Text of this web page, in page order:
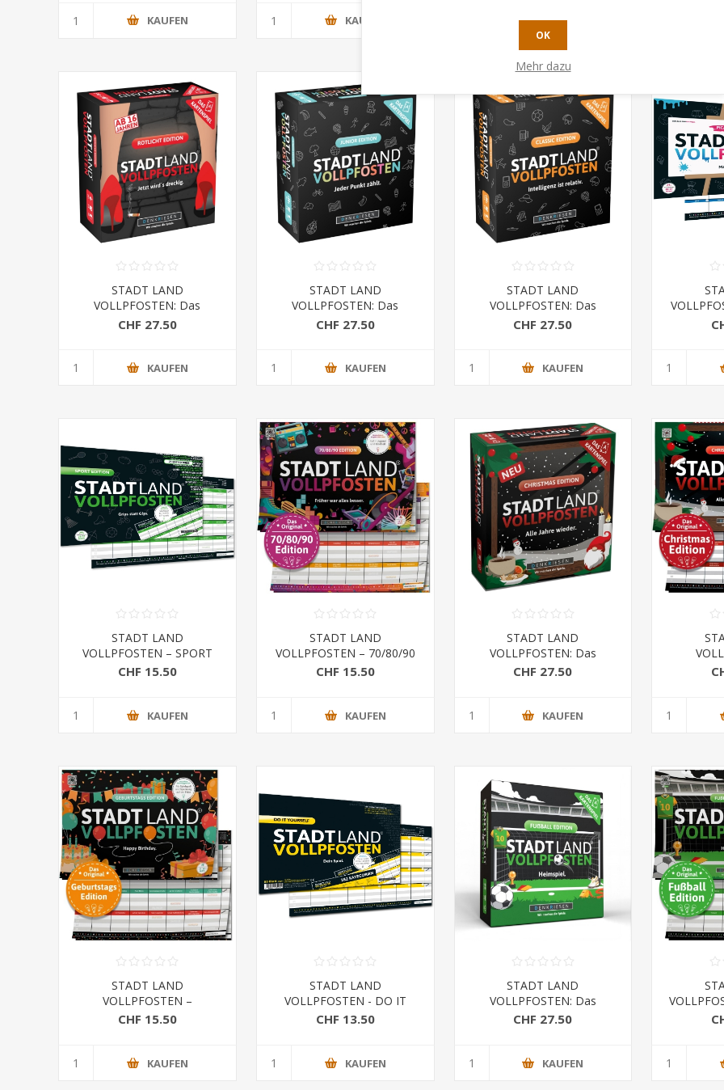
KAUFEN KAUFEN KAUFEN
STADT LAND
VOLLPFOSTEN: Das
Kartenspiel – Rotlicht Edition
CHF 27.50
KAUFEN
STADT LAND
VOLLPFOSTEN: Das
Kartenspiel – Junior Edition
CHF 27.50
KAUFEN
STADT LAND
VOLLPFOSTEN: Das
Kartenspiel – Classic Edition
CHF 27.50
KAUFEN
STADT LAND
VOLLPFOSTEN – SPORT
EDITION (DinA4-Format)
CHF 15.50
KAUFEN
STADT LAND
VOLLPFOSTEN – 70/80/90
EDITION - Früher war alles
CHF 15.50
KAUFEN
STADT LAND
VOLLPFOSTEN: Das
Kartenspiel – CHRISTMAS
CHF 27.50
KAUFEN
STADT LAND
VOLLPFOSTEN –
GEBURTSTAGS EDITION -
CHF 15.50
KAUFEN
STADT LAND
VOLLPFOSTEN - DO IT
YOURSELF-EDITION (DinA4-
CHF 13.50
KAUFEN
STADT LAND
VOLLPFOSTEN: Das
Kartenspiel – FUSSBALL
CHF 27.50
KAUFEN
EDITION
OK
Mehr dazu